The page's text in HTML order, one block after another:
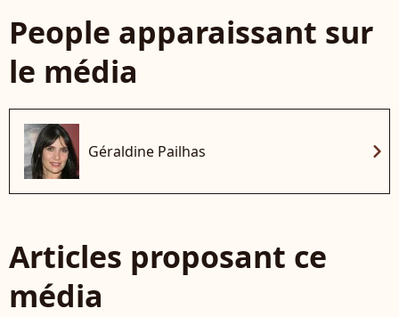
People apparaissant sur
le média
Géraldine Pailhas chevron_right
Articles proposant ce
média